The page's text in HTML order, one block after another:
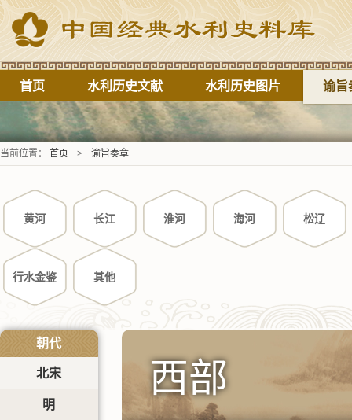
首页 水利历史文献 水利历史图片 谕旨
当前位置： 首页 > 谕旨奏章
黄河 长江 淮河 海河 松辽
行水金鉴 其他
朝代
北宋
明
西部